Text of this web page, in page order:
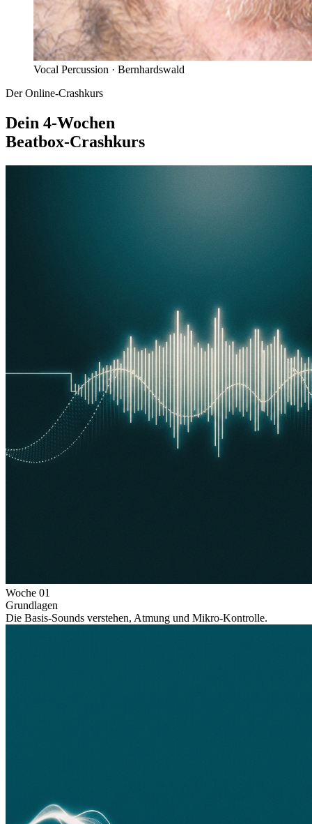
Vocal Percussion · Bernhardswald
Der Online-Crashkurs
Dein 4-Wochen
Beatbox-Crashkurs
Woche 01
Grundlagen
Die Basis-Sounds verstehen, Atmung und Mikro-Kontrolle.